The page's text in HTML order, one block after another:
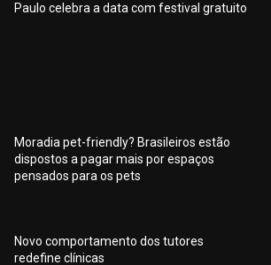
Paulo celebra a data com festival gratuito
Moradia pet-friendly? Brasileiros estão
dispostos a pagar mais por espaços
pensados para os pets
Novo comportamento dos tutores
redefine clínicas